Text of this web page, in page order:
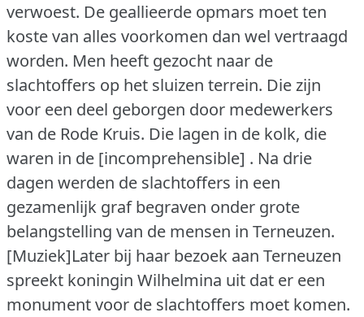
verwoest. De geallieerde opmars moet ten
koste van alles voorkomen dan wel vertraagd
worden. Men heeft gezocht naar de
slachtoffers op het sluizen terrein. Die zijn
voor een deel geborgen door medewerkers
van de Rode Kruis. Die lagen in de kolk, die
waren in de [incomprehensible] . Na drie
dagen werden de slachtoffers in een
gezamenlijk graf begraven onder grote
belangstelling van de mensen in Terneuzen.
[Muziek]Later bij haar bezoek aan Terneuzen
spreekt koningin Wilhelmina uit dat er een
monument voor de slachtoffers moet komen.